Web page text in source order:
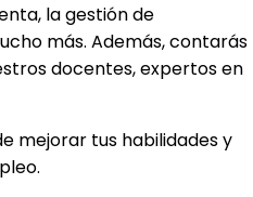
la gestión de
más. Además, contarás
docentes, expertos en
mejorar tus habilidades y